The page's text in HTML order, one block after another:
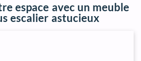
espace avec un meuble
escalier astucieux